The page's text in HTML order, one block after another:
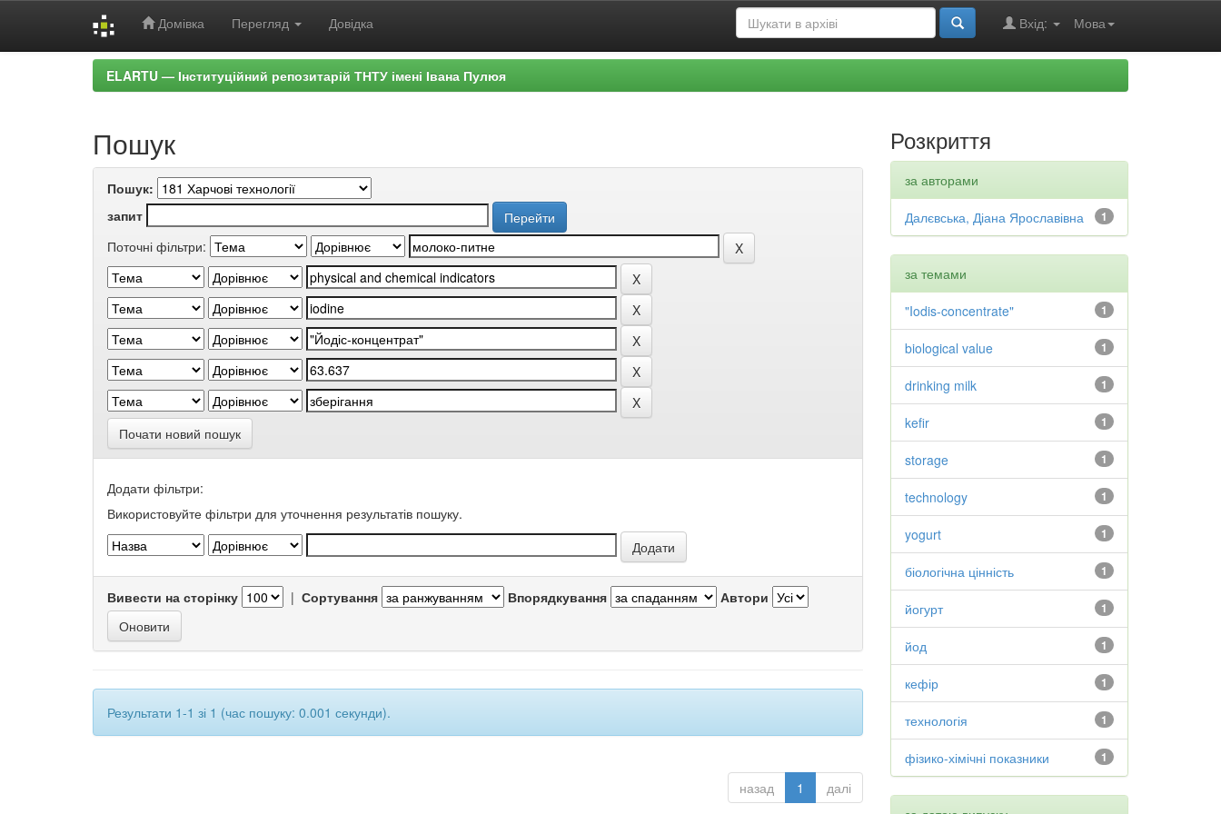
Домівка Перегляд Довідка Мова
Вхід:
ELARTU — Інституційний репозитарій ТНТУ імені Івана Пулюя
Пошук
Пошук:
запит
Поточні фільтри:
Почати новий пошук
Додати фільтри:
Використовуйте фільтри для уточнення результатів пошуку.
Вивести на сторінку | Сортування Впорядкування Автори
Результати 1-1 зі 1 (час пошуку: 0.001 секунди).
назад 1 далі
Розкриття
за авторами
1
Далєвська, Діана Ярославівна
за темами
1
"Iodis-concentrate"
1
biological value
1
drinking milk
1
kefir
1
storage
1
technology
1
yogurt
1
біологічна цінність
1
йогурт
1
йод
1
кефір
1
технологія
1
фізико-хімічні показники